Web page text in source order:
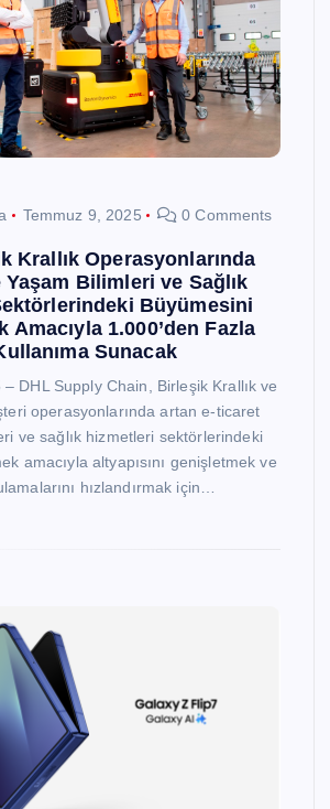
Temmuz 9, 2025 0 Comments
Krallık Operasyonlarında
Bilimleri ve Sağlık
Büyümesini
Amacıyla 1.000’den Fazla
Sunacak
DHL Supply Chain, Birleşik Krallık ve
operasyonlarında artan e-ticaret
ve sağlık hizmetleri sektörlerindeki
amacıyla altyapısını genişletmek ve
hızlandırmak için…